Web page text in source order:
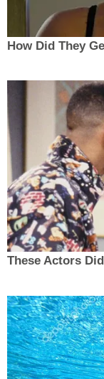
How Did They
These Actors